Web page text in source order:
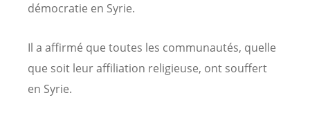
démocratie en Syrie.
Il a affirmé que toutes les communautés, quelle
que soit leur affiliation religieuse, ont souffert
en Syrie.